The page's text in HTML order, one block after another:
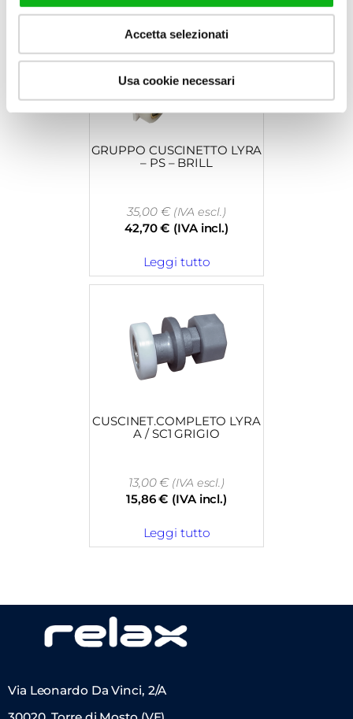
Accetta selezionati
Usa cookie necessari
GRUPPO CUSCINETTO LYRA
– PS – BRILL
35,00 €(IVA escl.)
42,70€ (IVA incl.)
Leggi tutto
CUSCINET.COMPLETO LYRA
A / SC1 GRIGIO
13,00€(IVA escl.)
15,86€ (IVA incl.)
Leggi tutto
Via Leonardo Da Vinci, 2/A